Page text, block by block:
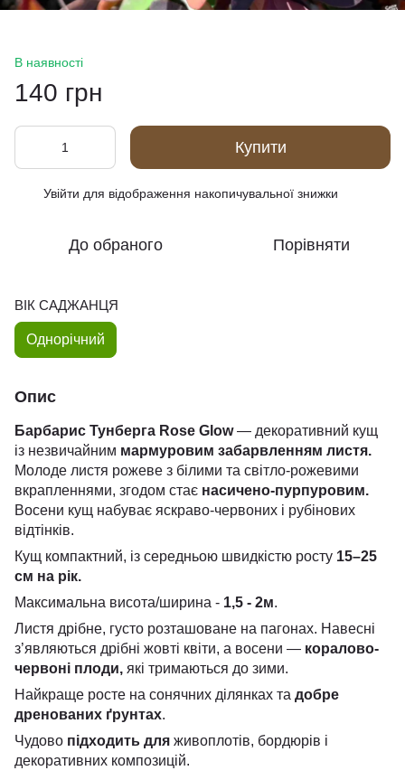
В наявності
140 грн
Купити
Увійти для відображення накопичувальної знижки
До обраного Порівняти
ВІК САДЖАНЦЯ
Однорічний
Опис
Барбарис Тунберга Rose Glow— декоративний кущ
із незвичайним мармуровим забарвленням листя.
Молоде листя рожеве з білими та світло-рожевими
вкрапленнями, згодом стає насичено-пурпуровим.
Восени кущ набуває яскраво-червоних і рубінових
відтінків.
Кущ компактний, із середньою швидкістю росту 15–25
см на рік.
Максимальна висота/ширина - 1,5 - 2м.
Листя дрібне, густо розташоване на пагонах. Навесні
з’являються дрібні жовті квіти, а восени — коралово-
червоні плоди, які тримаються до зими.
Найкраще росте на сонячних ділянках та добре
дренованих ґрунтах.
Чудово підходить для живоплотів, бордюрів і
декоративних композицій.